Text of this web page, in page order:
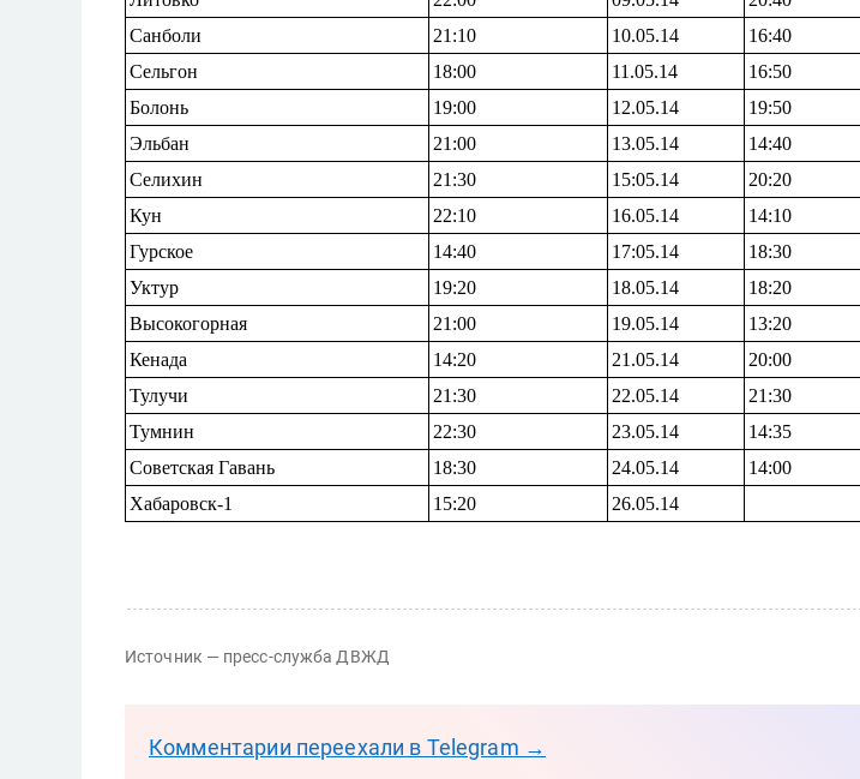
Санболи
21:10 10.05.14 16:40
Сельгон
18:00 11.05.14 16:50
Болонь
19:00 12.05.14 19:50
Эльбан
21:00 13.05.14 14:40
Селихин
21:30 15:05.14 20:20
Кун
22:10 16.05.14 14:10
Гурское
14:40 17:05.14 18:30
Уктур
19:20 18.05.14 18:20
Высокогорная
21:00 19.05.14 13:20
Кенада
14:20 21.05.14 20:00
Тулучи
21:30 22.05.14 21:30
Тумнин
22:30 23.05.14 14:35
Советская Гавань 18:30 24.05.14 14:00
Хабаровск-1 15:20 26.05.14
Источник — пресс-служба ДВЖД
Комментарии переехали в Telegram →